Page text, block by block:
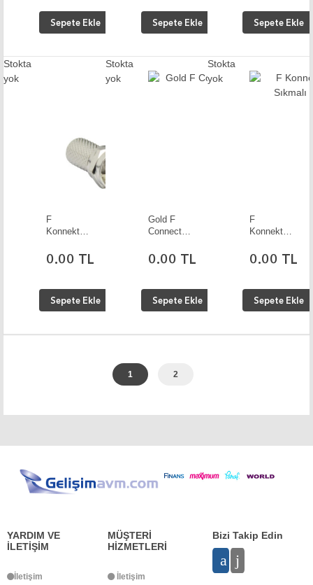
Sepete Ekle Sepete Ekle Sepete Ekle
Stokta
yok
F
Konnektör
10 Adet
0.00 TL
Sepete Ekle
Stokta
yok
Gold F
Connector
0.00 TL
Sepete Ekle
Stokta
yok
F
Konnektör
Sıkmalı
Yaylı
0.00 TL
Sepete Ekle
1 2
YARDIM VE
İLETİŞİM
İletişim
MÜŞTERİ
HİZMETLERİ
İletişim
Bizi Takip Edin